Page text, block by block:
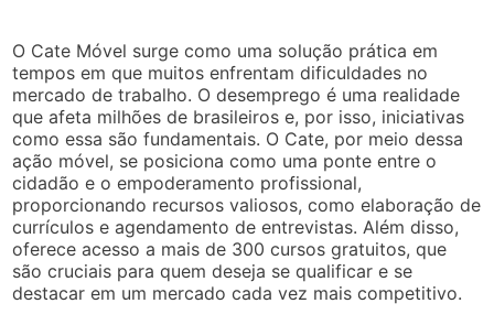
O Cate Móvel surge como uma solução prática em
tempos em que muitos enfrentam dificuldades no
mercado de trabalho. O desemprego é uma realidade
que afeta milhões de brasileiros e, por isso, iniciativas
como essa são fundamentais. O Cate, por meio dessa
ação móvel, se posiciona como uma ponte entre o
cidadão e o empoderamento profissional,
proporcionando recursos valiosos, como elaboração de
currículos e agendamento de entrevistas. Além disso,
oferece acesso a mais de 300 cursos gratuitos, que
são cruciais para quem deseja se qualificar e se
destacar em um mercado cada vez mais competitivo.